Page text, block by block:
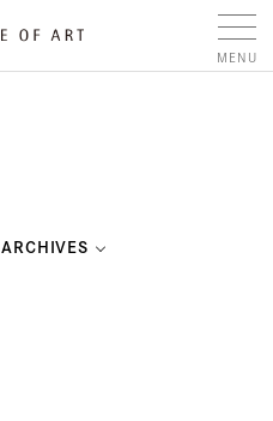
ARCHIVES